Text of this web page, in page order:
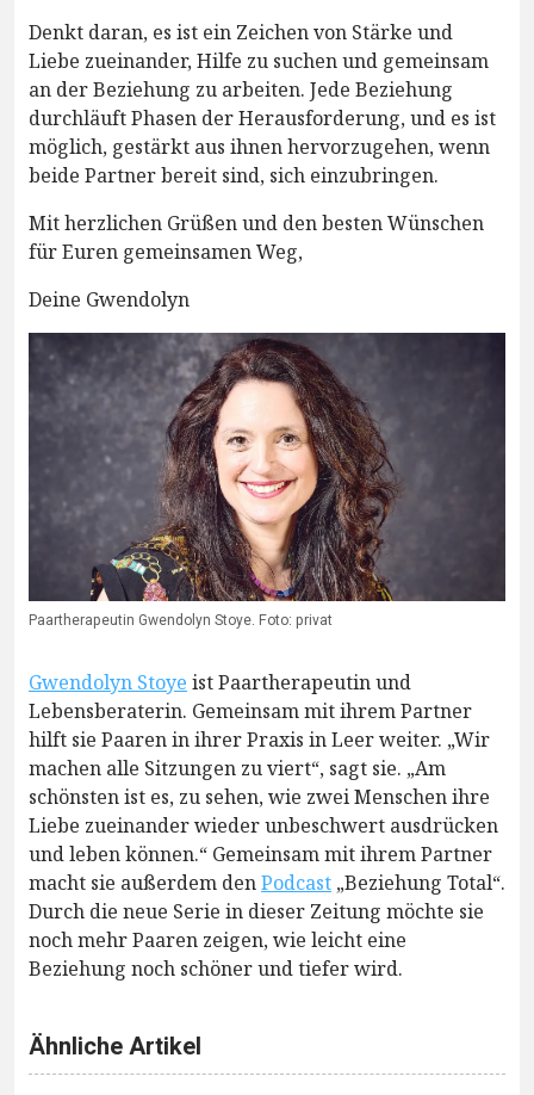
Denkt daran, es ist ein Zeichen von Stärke und
Liebe zueinander, Hilfe zu suchen und gemeinsam
an der Beziehung zu arbeiten. Jede Beziehung
durchläuft Phasen der Herausforderung, und es ist
möglich, gestärkt aus ihnen hervorzugehen, wenn
beide Partner bereit sind, sich einzubringen.
Mit herzlichen Grüßen und den besten Wünschen
für Euren gemeinsamen Weg,
Deine Gwendolyn
Paartherapeutin Gwendolyn Stoye. Foto: privat
Gwendolyn Stoye ist Paartherapeutin und
Lebensberaterin. Gemeinsam mit ihrem Partner
hilft sie Paaren in ihrer Praxis in Leer weiter. „Wir
machen alle Sitzungen zu viert“, sagt sie. „Am
schönsten ist es, zu sehen, wie zwei Menschen ihre
Liebe zueinander wieder unbeschwert ausdrücken
und leben können.“ Gemeinsam mit ihrem Partner
macht sie außerdem denPodcast „Beziehung Total“.
Durch die neue Serie in dieser Zeitung möchte sie
noch mehr Paaren zeigen, wie leicht eine
Beziehung noch schöner und tiefer wird.
Ähnliche Artikel